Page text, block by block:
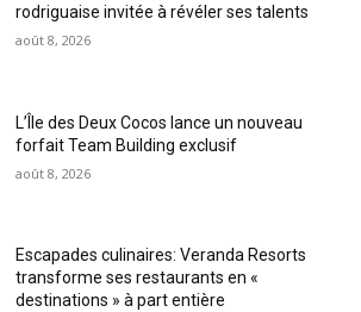
rodriguaise invitée à révéler ses talents
août 8, 2026
L’Île des Deux Cocos lance un nouveau
forfait Team Building exclusif
août 8, 2026
Escapades culinaires: Veranda Resorts
transforme ses restaurants en «
destinations » à part entière